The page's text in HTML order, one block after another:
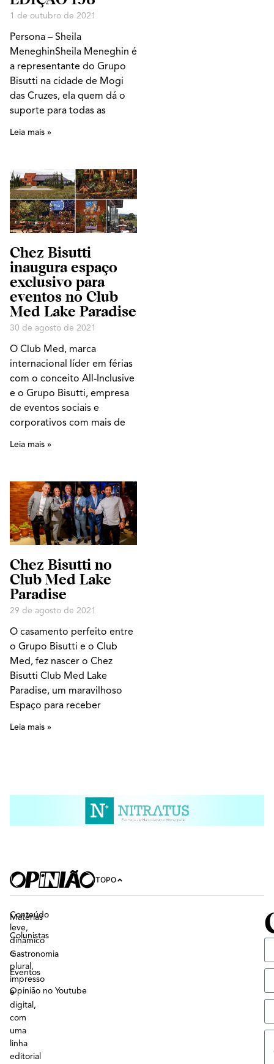
1 de outubro de 2021
Persona – Sheila
MeneghinSheila Meneghin é
a representante do Grupo
Bisutti na cidade de Mogi
das Cruzes, ela quem dá o
suporte para todas as
Leia mais »
Chez Bisutti
inaugura espaço
exclusivo para
eventos no Club
Med Lake Paradise
30 de agosto de 2021
O Club Med, marca
internacional líder em férias
com o conceito All-Inclusive
e o Grupo Bisutti, empresa
de eventos sociais e
corporativos com mais de
Leia mais »
Chez Bisutti no
Club Med Lake
Paradise
29 de agosto de 2021
O casamento perfeito entre
o Grupo Bisutti e o Club
Med, fez nascer o Chez
Bisutti Club Med Lake
Paradise, um maravilhoso
Espaço para receber
Leia mais »
TOPO
Conteúdo
leve,
dinâmico
e
plural,
impresso
e
digital,
com
uma
linha
editorial
Matérias
Colunistas
Gastronomia
Eventos
Opinião no Youtube